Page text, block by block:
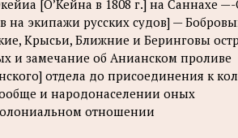
[О’Кейна в 1808 г.] на Саннахе
на экипажи русских судов] —
Крысьи, Ближние и Беринговы
и замечание об Анианском проливе
отдела до присоединения к
и народонаселении оных
отношении